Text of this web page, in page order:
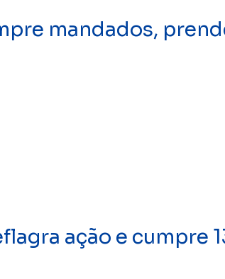
mandados,
ação e cumpre